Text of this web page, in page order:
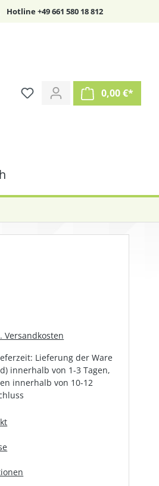
Hotline +49 661 580 18 812
0,00 €*
Versandkosten
Lieferung der Ware
innerhalb von 1-3 Tagen,
innerhalb von 10-12